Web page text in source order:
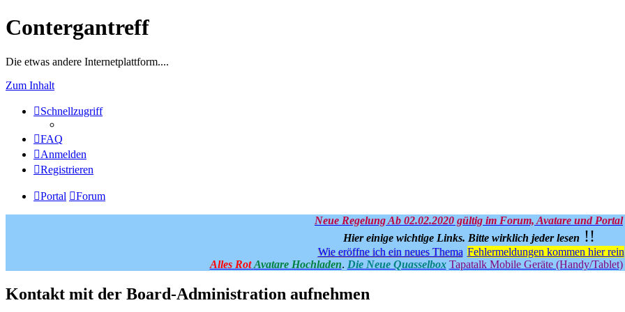
Contergantreff
Die etwas andere Internetplattform....
Zum Inhalt
Schnellzugriff
FAQ
Anmelden
Registrieren
Portal Forum
Neue Regelung Ab 02.02.2020 gültig im Forum, Avatare und Portal
Hier einige wichtige Links. Bitte wirklich jeder lesen !!
Wie eröffne ich ein neues Thema Fehlermeldungen kommen hier rein
Alles Rot Avatare Hochladen. Die Neue Quasselbox Tapatalk Mobile Geräte (Handy/Tablet)
Kontakt mit der Board-Administration aufnehmen